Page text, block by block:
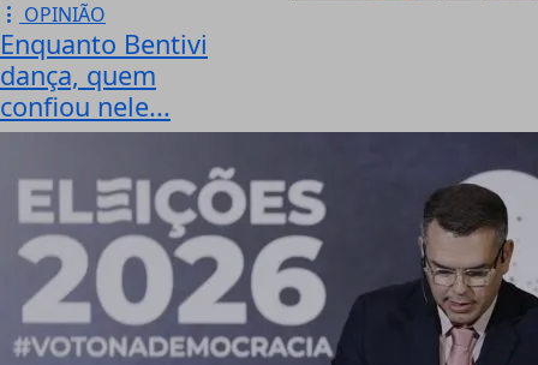
OPINIÃO
Enquanto Bentivi
dança, quem
confiou nele...